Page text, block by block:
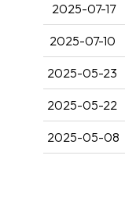
2025-07-17
2025-07-10
2025-05-23
2025-05-22
2025-05-08